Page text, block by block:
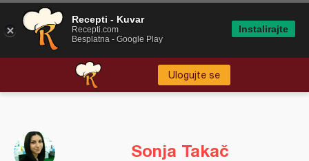
Ulogujte se
Sonja Takač
Recepti - Kuvar
Recepti.com
Besplatna - Google Play
Instalirajte